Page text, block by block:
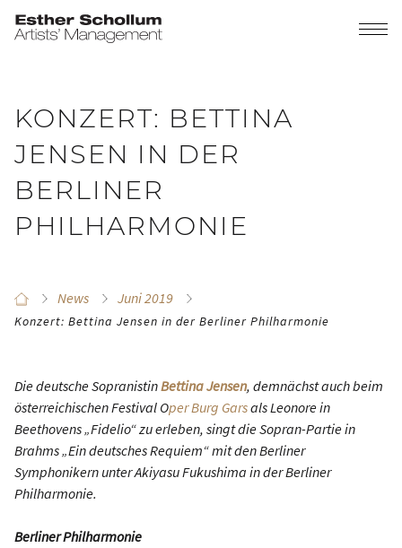
KONZERT: BETTINA
JENSEN IN DER
BERLINER
PHILHARMONIE
News Juni 2019
Konzert: Bettina Jensen in der Berliner Philharmonie
Die deutsche SopranistinBettina Jensen, demnächst auch beim
österreichischen Festival Oper Burg Garsals Leonore in
Beethovens „Fidelio“ zu erleben, singt die Sopran-Partie in
Brahms „Ein deutsches Requiem“ mit den Berliner
Symphonikern unter Akiyasu Fukushima in der Berliner
Philharmonie.
Berliner Philharmonie